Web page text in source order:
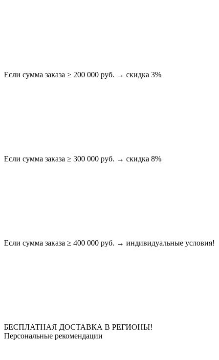
Если сумма заказа ≥ 200 000 руб. → скидка 3%
Если сумма заказа ≥ 300 000 руб. → скидка 8%
Если сумма заказа ≥ 400 000 руб. → индивидуальные условия!
БЕСПЛАТНАЯ ДОСТАВКА В РЕГИОНЫ!
Персональные рекомендации